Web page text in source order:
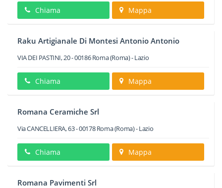
Chiama Mappa
Raku Artigianale Di Montesi Antonio Antonio
VIA DEI PASTINI, 20-00186 Roma(Roma) -Lazio
Chiama Mappa
Romana Ceramiche Srl
Via CANCELLIERA, 63-00178 Roma(Roma) -Lazio
Chiama Mappa
Romana Pavimenti Srl